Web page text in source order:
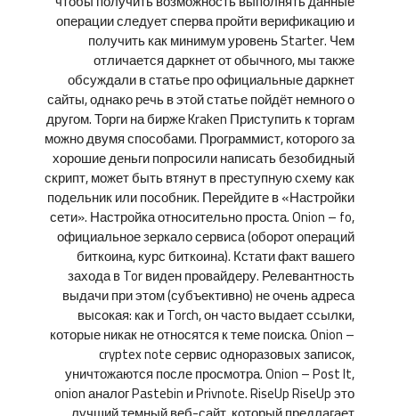
операции следует сперва пройти верификацию и
получить как минимум уровень Starter. Чем
отличается даркнет от обычного, мы также
обсуждали в статье про официальные даркнет
сайты, однако речь в этой статье пойдёт немного о
другом. Торги на бирже Kraken Приступить к торгам
можно двумя способами. Программист, которого за
хорошие деньги попросили написать безобидный
скрипт, может быть втянут в преступную схему как
подельник или пособник. Перейдите в «Настройки
сети». Настройка относительно проста. Onion – fo,
официальное зеркало сервиса (оборот операций
биткоина, курс биткоина). Кстати факт вашего
захода в Tor виден провайдеру. Релевантность
выдачи при этом (субъективно) не очень адреса
высокая: как и Torch, он часто выдает ссылки,
которые никак не относятся к теме поиска. Onion –
cryptex note сервис одноразовых записок,
уничтожаются после просмотра. Onion – Post It,
onion аналог Pastebin и Privnote. RiseUp RiseUp это